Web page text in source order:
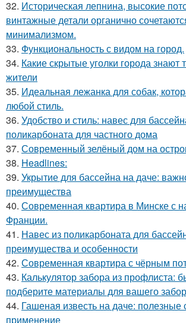
32. Историческая лепнина, высокие
винтажные детали органично
минимализмом.
33. Функциональность с видом на город.
34. Какие скрытые уголки города знают
жители
35. Идеальная лежанка для собак,
любой стиль.
36. Удобство и стиль: навес для
поликарбоната для частного дома
37. Современный зелёный дом на
38. Headlines:
39. Укрытие для бассейна на даче:
преимущества
40. Современная квартира в Минске с
Франции.
41. Навес из поликарбоната для
преимущества и особенности
42. Современная квартира с чёрным
43. Калькулятор забора из профлиста:
подберите материалы для вашего
44. Гашеная известь на даче: полезные
применение